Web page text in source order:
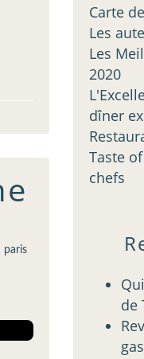
paris
Carte
Les
Les
2020
dîner
Taste
chefs
de